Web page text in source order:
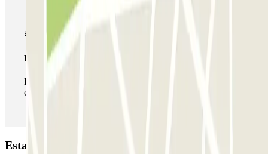
Passe ilimitado
Durante a sua estadia, pode entrar e sair do parque de
estacionamento as vezes que quiser.
Estacionamento Q-Park - Lafayette: Opiniões